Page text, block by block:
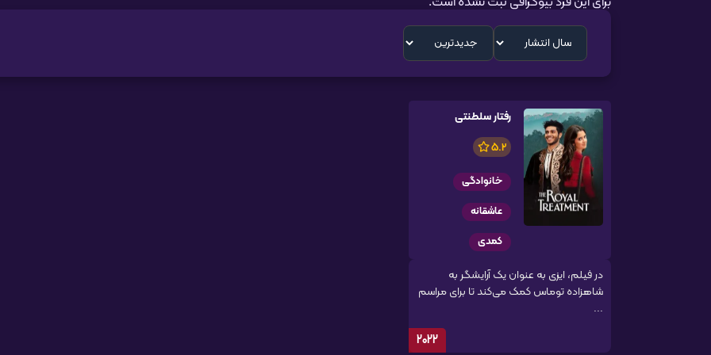
رفتار سلطنتی
5.2
خانوادگی
عاشقانه
کمدی
در فیلم، ایزی به عنوان یک آرایشگر به
شاهزاده توماس کمک می‌کند تا برای مراسم
...
2022